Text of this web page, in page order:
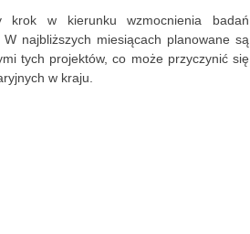
krok w kierunku wzmocnienia badań
najbliższych miesiącach planowane są
tych projektów, co może przyczynić się
w kraju.